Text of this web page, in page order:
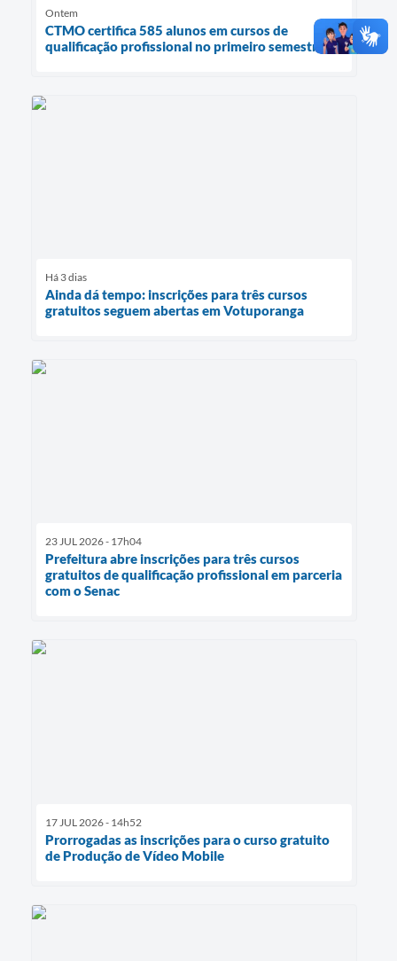
Ontem
CTMO certifica 585 alunos em cursos de
qualificação profissional no primeiro semestre
Há 3 dias
Ainda dá tempo: inscrições para três cursos
gratuitos seguem abertas em Votuporanga
23 JUL 2026 - 17h04
Prefeitura abre inscrições para três cursos
gratuitos de qualificação profissional em parceria
com o Senac
17 JUL 2026 - 14h52
Prorrogadas as inscrições para o curso gratuito
de Produção de Vídeo Mobile